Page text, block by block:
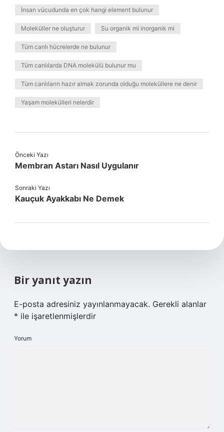
İnsan vücudunda en çok hangi element bulunur
Moleküller ne oluşturur Su organik mi inorganik mi
Tüm canlı hücrelerde ne bulunur
Tüm canlılarda DNA molekülü bulunur mu
Tüm canlıların hazır almak zorunda olduğu moleküllere ne denir
Yaşam molekülleri nelerdir
Önceki Yazı
Membran Astarı Nasıl Uygulanır
Sonraki Yazı
Kauçuk Ayakkabı Ne Demek
Bir yanıt yazın
E-posta adresiniz yayınlanmayacak. Gerekli alanlar
* ile işaretlenmişlerdir
Yorum